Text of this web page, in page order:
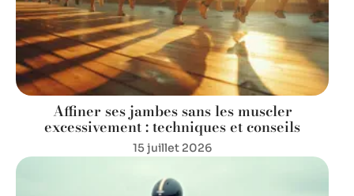
Affiner ses jambes sans les muscler
excessivement : techniques et conseils
15 juillet 2026